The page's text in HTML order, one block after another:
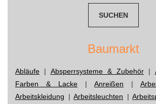
Baumarkt
Abläufe | Absperrsysteme & Zubehör |
Farben & Lacke | Anreißen |
Arbeitskleidung |Arbeitsleuchten |